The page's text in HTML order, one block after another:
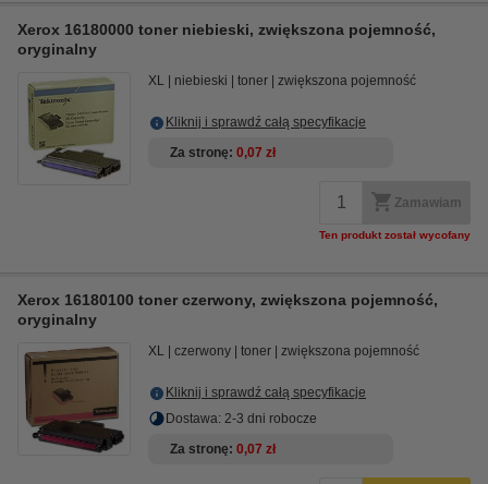
Xerox 16180000 toner niebieski, zwiększona pojemność,
oryginalny
XL niebieski toner zwiększona pojemność
Kliknij i sprawdź całą specyfikacje
Za stronę 0,07 zł
Zamawiam
Ten produkt został wycofany
Xerox 16180100 toner czerwony, zwiększona pojemność,
oryginalny
XL czerwony toner zwiększona pojemność
Kliknij i sprawdź całą specyfikacje
Dostawa: 2-3 dni robocze
Za stronę 0,07 zł